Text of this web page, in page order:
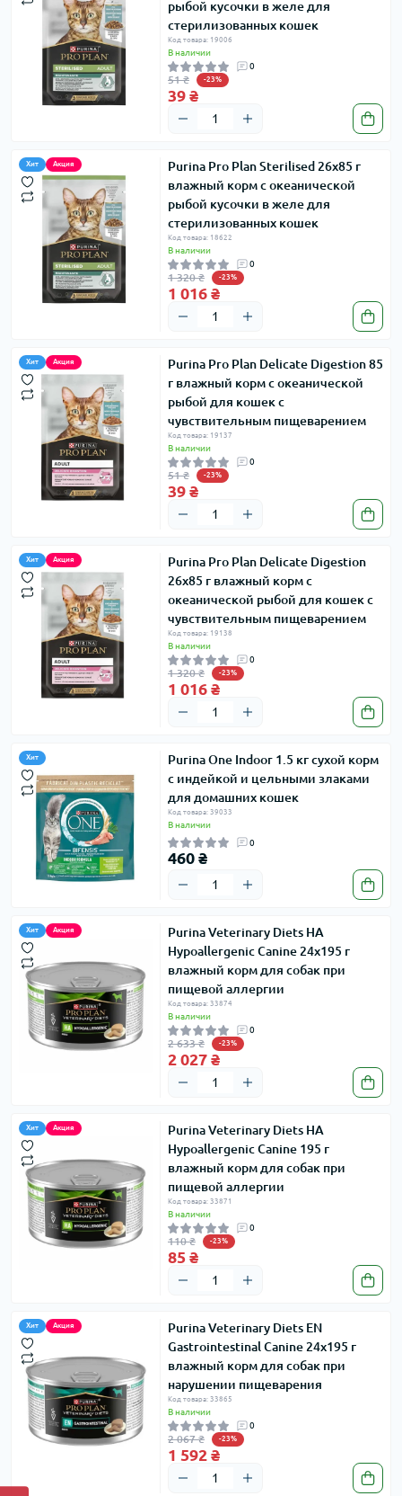
рыбой кусочки в желе для
стерилизованных кошек
Код товара: 19006
В наличии
0
51 ₴ -23%
39 ₴
Хит Акция
Purina Pro Plan Sterilised 26х85 г
влажный корм с океанической
рыбой кусочки в желе для
стерилизованных кошек
Код товара: 18622
В наличии
0
1 320 ₴ -23%
1 016 ₴
Хит Акция
Purina Pro Plan Delicate Digestion 85
г влажный корм с океанической
рыбой для кошек с
чувствительным пищеварением
Код товара: 19137
В наличии
0
51 ₴ -23%
39 ₴
Хит Акция
Purina Pro Plan Delicate Digestion
26х85 г влажный корм с
океанической рыбой для кошек с
чувствительным пищеварением
Код товара: 19138
В наличии
0
1 320 ₴ -23%
1 016 ₴
Хит
Purina One Indoor 1.5 кг сухой корм
с индейкой и цельными злаками
для домашних кошек
Код товара: 39033
В наличии
0
460 ₴
Хит Акция
Purina Veterinary Diets HA
Hypoallergenic Canine 24x195 г
влажный корм для собак при
пищевой аллергии
Код товара: 33874
В наличии
0
2 633 ₴ -23%
2 027 ₴
Хит Акция
Purina Veterinary Diets HA
Hypoallergenic Canine 195 г
влажный корм для собак при
пищевой аллергии
Код товара: 33871
В наличии
0
110 ₴ -23%
85 ₴
Хит Акция
Purina Veterinary Diets EN
Gastrointestinal Canine 24х195 г
влажный корм для собак при
нарушении пищеварения
Код товара: 33865
В наличии
0
2 067 ₴ -23%
1 592 ₴